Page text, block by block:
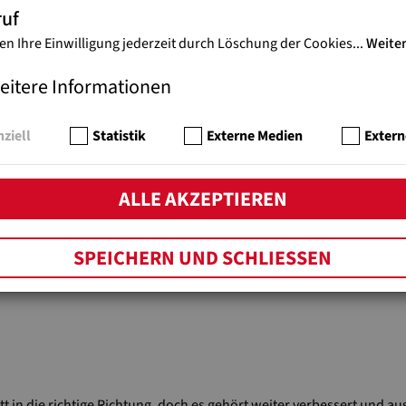
in der Pandemiezeit - Schüler mit Mundschutz in Sierra Leone
Ihre Einwilligung jederzeit durch Löschung der Cookies...
Informationen
Statistik Externe Medien
ALLE AKZEPTIEREN
SPEICHERN UND SCHLIESSEN